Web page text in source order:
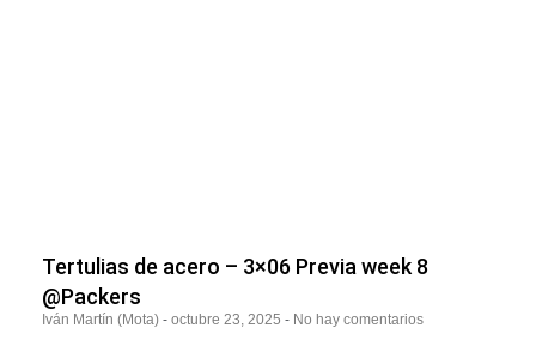
Tertulias de acero – 3×06 Previa week 8
@Packers
Iván Martín (Mota) octubre 23, 2025 No hay comentarios